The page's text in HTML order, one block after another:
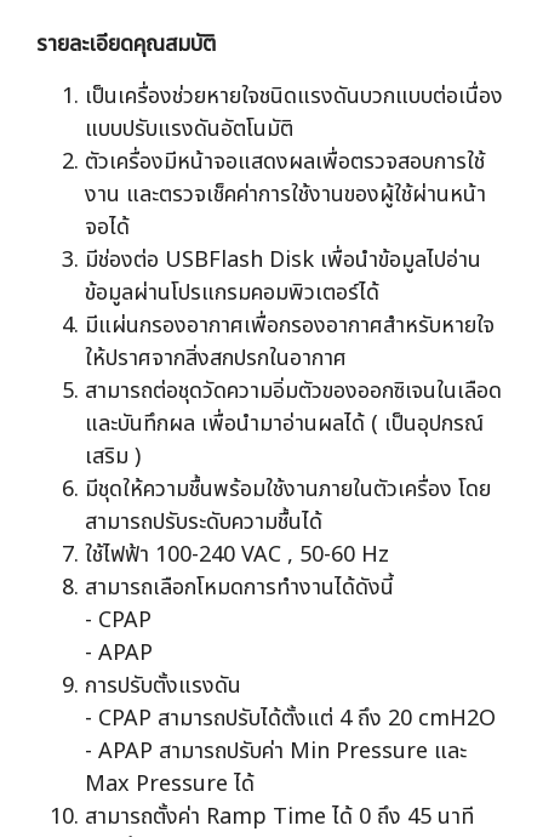
รายละเอียดคุณสมบัติ
เป็นเครื่องช่วยหายใจชนิดแรงดันบวกแบบต่อเนื่อง
แบบปรับแรงดันอัตโนมัติ
ตัวเครื่องมีหน้าจอแสดงผลเพื่อตรวจสอบการใช้
งาน และตรวจเช็คค่าการใช้งานของผู้ใช้ผ่านหน้า
จอได้
มีช่องต่อ USBFlash Disk เพื่อนำข้อมูลไปอ่าน
ข้อมูลผ่านโปรแกรมคอมพิวเตอร์ได้
มีแผ่นกรองอากาศเพื่อกรองอากาศสำหรับหายใจ
ให้ปราศจากสิ่งสกปรกในอากาศ
สามารถต่อชุดวัดความอิ่มตัวของออกซิเจนในเลือด
และบันทึกผล เพื่อนำมาอ่านผลได้ ( เป็นอุปกรณ์
เสริม )
มีชุดให้ความชื้นพร้อมใช้งานภายในตัวเครื่อง โดย
สามารถปรับระดับความชื้นได้
ใช้ไฟฟ้า 100-240 VAC , 50-60 Hz
สามารถเลือกโหมดการทำงานได้ดังนี้
- CPAP
- APAP
การปรับตั้งแรงดัน
- CPAP สามารถปรับได้ตั้งแต่ 4 ถึง 20 cmH2O
- APAP สามารถปรับค่า Min Pressure และ
Max Pressure ได้
สามารถตั้งค่า Ramp Time ได้ 0 ถึง 45 นาที